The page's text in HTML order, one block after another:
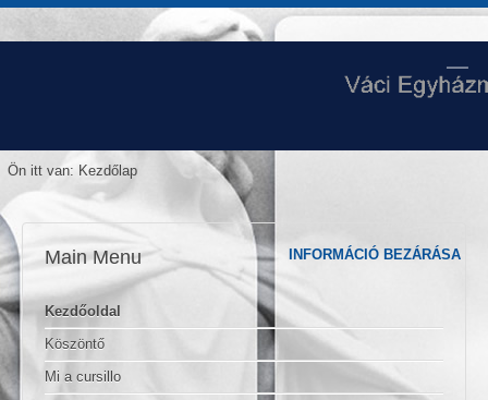
Ön itt van: Kezdőlap
Main Menu
Kezdőoldal
Köszöntő
Mi a cursillo
INFORMÁCIÓ BEZÁRÁSA